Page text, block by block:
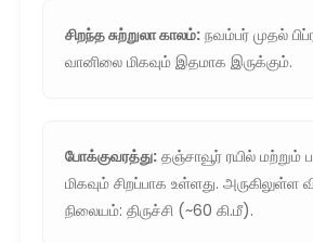
சிறந்த சுற்றுலா காலம்: நவம்பர் முதல்
வானிலை மிகவும் இதமாக இருக்கும்.
போக்குவரத்து: தஞ்சாவூர் ரயில் மற்றும்
மிகவும் சிறப்பாக உள்ளது. அருகிலுள்ள
நிலையம்: திருச்சி (~60 கி.மீ).